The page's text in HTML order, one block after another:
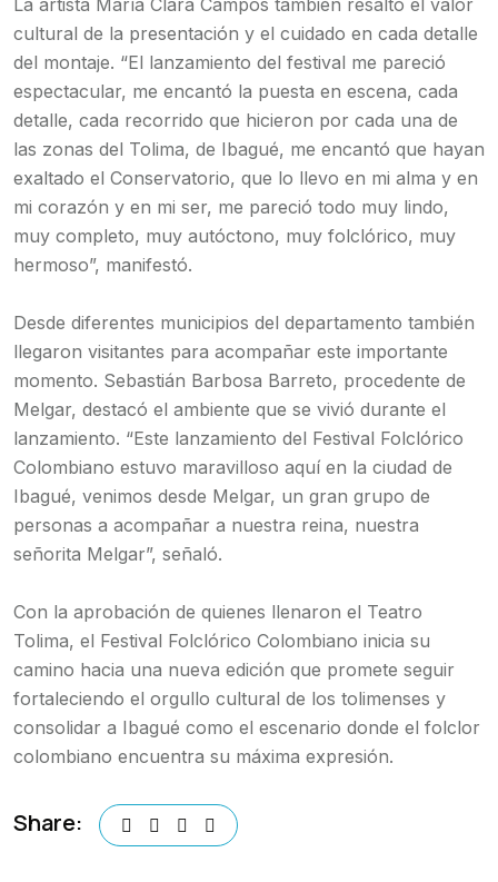
La artista María Clara Campos también resaltó el valor
cultural de la presentación y el cuidado en cada detalle
del montaje. “El lanzamiento del festival me pareció
espectacular, me encantó la puesta en escena, cada
detalle, cada recorrido que hicieron por cada una de
las zonas del Tolima, de Ibagué, me encantó que hayan
exaltado el Conservatorio, que lo llevo en mi alma y en
mi corazón y en mi ser, me pareció todo muy lindo,
muy completo, muy autóctono, muy folclórico, muy
hermoso”, manifestó.
Desde diferentes municipios del departamento también
llegaron visitantes para acompañar este importante
momento. Sebastián Barbosa Barreto, procedente de
Melgar, destacó el ambiente que se vivió durante el
lanzamiento. “Este lanzamiento del Festival Folclórico
Colombiano estuvo maravilloso aquí en la ciudad de
Ibagué, venimos desde Melgar, un gran grupo de
personas a acompañar a nuestra reina, nuestra
señorita Melgar”, señaló.
Con la aprobación de quienes llenaron el Teatro
Tolima, el Festival Folclórico Colombiano inicia su
camino hacia una nueva edición que promete seguir
fortaleciendo el orgullo cultural de los tolimenses y
consolidar a Ibagué como el escenario donde el folclor
colombiano encuentra su máxima expresión.
Share: